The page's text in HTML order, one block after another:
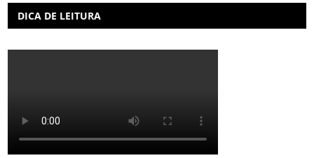
DICA DE LEITURA